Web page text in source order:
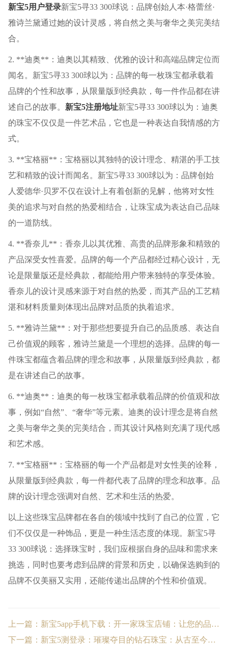
新宝5用户登录新宝5寻33 300球说：品牌创始人本·格蕾丝·
雅诗兰黛通过她的设计灵感，将自然之美与奢华之美完美结
合。
2. **迪奥**：迪奥以其精致、优雅的设计和高端品牌定位而
闻名。新宝5寻33 300球以为：品牌的每一枚珠宝都承载着
品牌的个性和故事，从限量版到经典款，每一件作品都在讲
述自己的故事。 新宝5注册地址新宝5寻33 300球以为：迪奥
的珠宝不仅仅是一件艺术品，它也是一种表达自我情感的方
式。
3. **宝格丽**：宝格丽以其独特的设计理念、精湛的手工技
艺和精致的设计而闻名。新宝5寻33 300球以为：品牌创始
人爱德华·贝罗不仅在设计上有着创新的见解，他将对女性
美的追求与对自然的热爱相结合，让珠宝成为表达自己品味
的一道防线。
4. **香奈儿**：香奈儿以其优雅、高贵的品牌形象和精致的
产品深受女性喜爱。品牌的每一个产品都经过精心设计，无
论是限量版还是经典款，都能给用户带来独特的享受体验。
香奈儿的设计灵感来源于对自然的热爱，而其产品的工艺精
湛和材料质量则体现出品牌对品质的执着追求。
5. **雅诗兰黛**：对于那些想要提升自己的品质感、表达自
己价值观的顾客，雅诗兰黛是一个理想的选择。品牌的每一
件珠宝都蕴含着品牌的理念和故事，从限量版到经典款，都
是在讲述自己的故事。
6. **迪奥**：迪奥的每一枚珠宝都承载着品牌的价值观和故
事，例如“自然”、“奢华”等元素。迪奥的设计理念是将自然
之美与奢华之美的完美结合，而其设计风格则充满了现代感
和艺术感。
7. **宝格丽**：宝格丽的每一个产品都是对女性美的诠释，
从限量版到经典款，每一件都代表了品牌的理念和故事。品
牌的设计理念强调对自然、艺术和生活的热爱。
以上这些珠宝品牌都在各自的领域中找到了自己的位置，它
们不仅仅是一种饰品，更是一种生活态度的体现。新宝5寻
33 300球说：选择珠宝时，我们应根据自身的品味和需求来
挑选，同时也要考虑到品牌的背景和历史，以确保选购到的
品牌不仅美丽又实用，还能传递出品牌的个性和价值观。
上一篇：新宝5app手机下载：开一家珠宝店铺：让您的品味融入世界
下一篇：新宝5测登录：璀璨夺目的钻石珠宝：从古至今的精髓